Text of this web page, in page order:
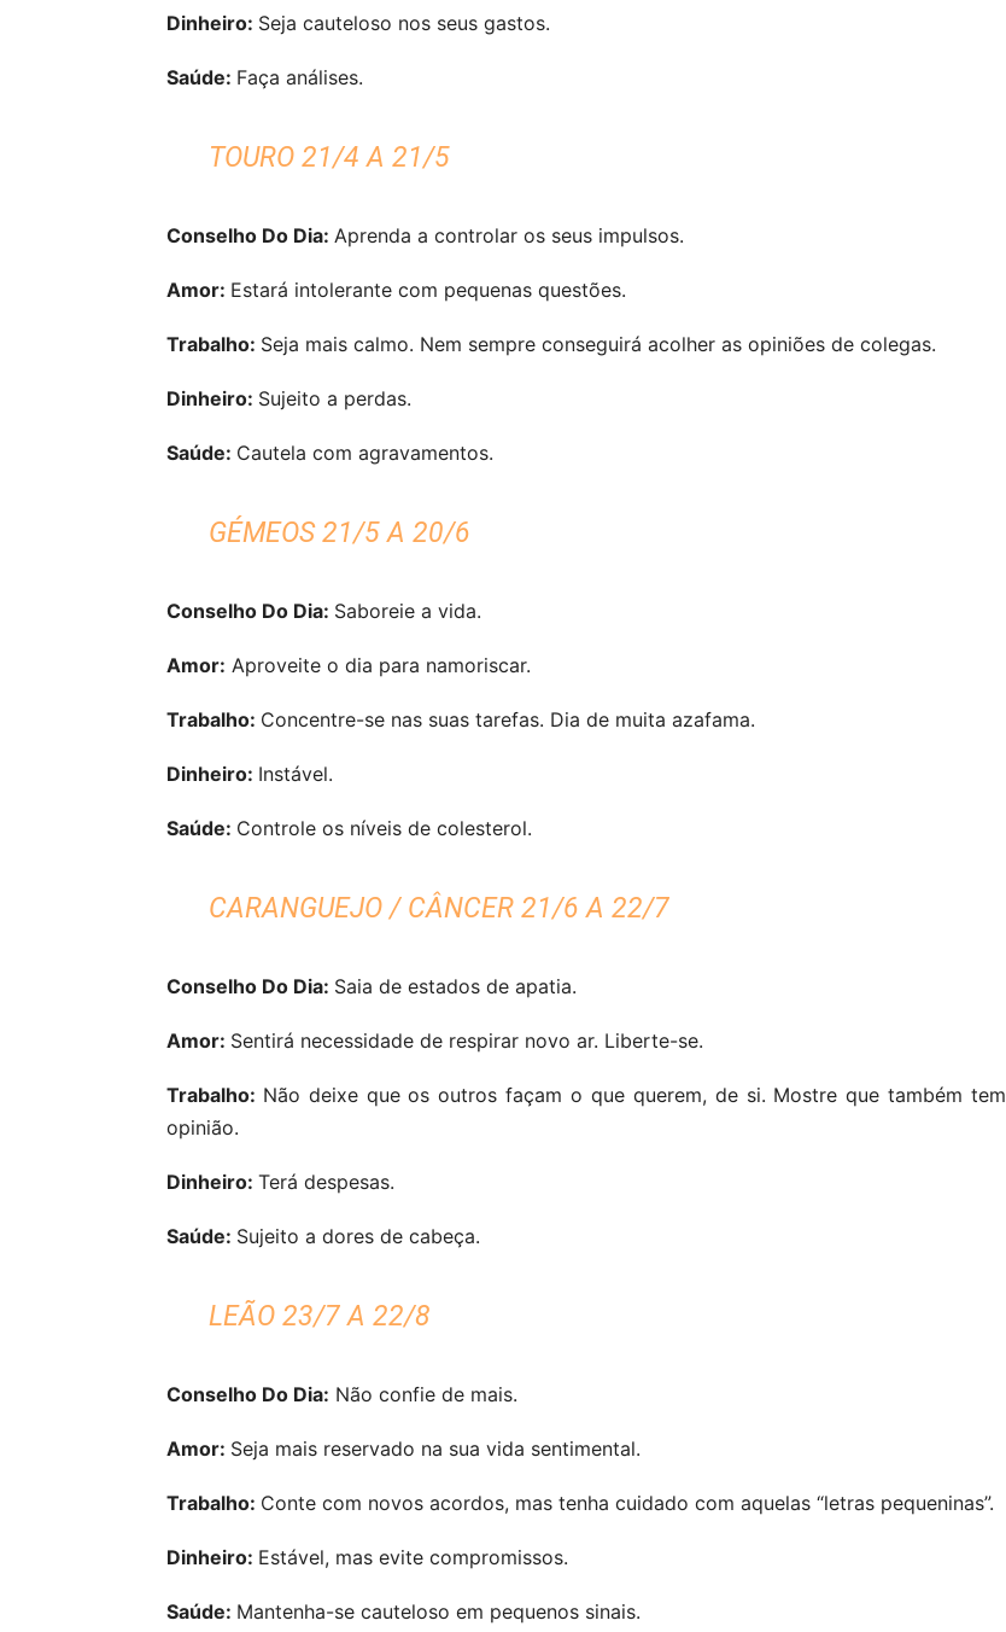
Dinheiro: Seja cauteloso nos seus gastos.
Saúde: Faça análises.
TOURO 21/4 A 21/5
Conselho Do Dia: Aprenda a controlar os seus impulsos.
Amor: Estará intolerante com pequenas questões.
Trabalho: Seja mais calmo. Nem sempre conseguirá acolher as opiniões de colegas.
Dinheiro: Sujeito a perdas.
Saúde: Cautela com agravamentos.
GÉMEOS 21/5 A 20/6
Conselho Do Dia: Saboreie a vida.
Amor: Aproveite o dia para namoriscar.
Trabalho: Concentre-se nas suas tarefas. Dia de muita azafama.
Dinheiro: Instável.
Saúde: Controle os níveis de colesterol.
CARANGUEJO / CÂNCER 21/6 A 22/7
Conselho Do Dia: Saia de estados de apatia.
Amor: Sentirá necessidade de respirar novo ar. Liberte-se.
Trabalho: Não deixe que os outros façam o que querem, de si. Mostre que também tem
opinião.
Dinheiro: Terá despesas.
Saúde: Sujeito a dores de cabeça.
LEÃO 23/7 A 22/8
Conselho Do Dia: Não confie de mais.
Amor: Seja mais reservado na sua vida sentimental.
Trabalho: Conte com novos acordos, mas tenha cuidado com aquelas “letras pequeninas”.
Dinheiro: Estável, mas evite compromissos.
Saúde: Mantenha-se cauteloso em pequenos sinais.